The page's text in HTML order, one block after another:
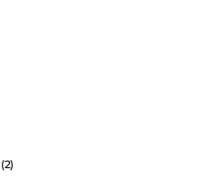
(2)